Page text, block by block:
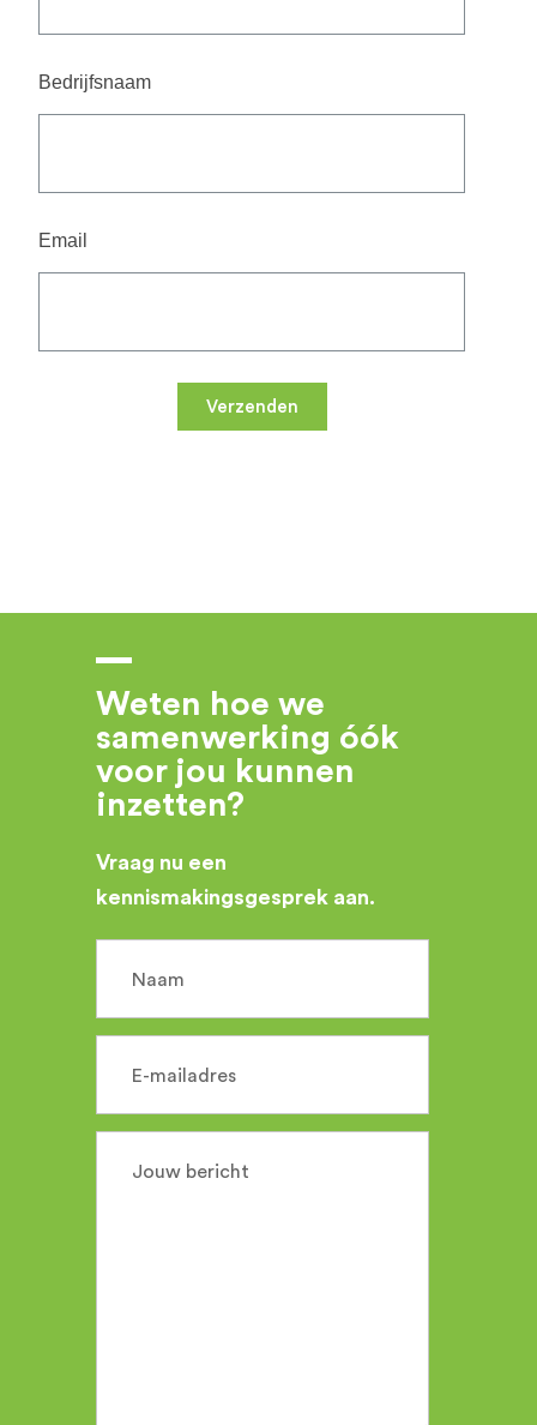
Bedrijfsnaam
Email
Verzenden
Weten hoe we
samenwerking óók
voor jou kunnen
inzetten?​
Vraag nu een
kennismakingsgesprek aan.
Naam
E-mailadres
Jouw bericht